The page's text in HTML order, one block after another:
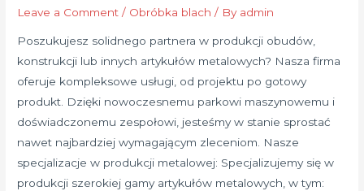
Leave a Comment / Obróbka blach / By admin
Poszukujesz solidnego partnera w produkcji obudów,
konstrukcji lub innych artykułów metalowych? Nasza firma
oferuje kompleksowe usługi, od projektu po gotowy
produkt. Dzięki nowoczesnemu parkowi maszynowemu i
doświadczonemu zespołowi, jesteśmy w stanie sprostać
nawet najbardziej wymagającym zleceniom. Nasze
specjalizacje w produkcji metalowej: Specjalizujemy się w
produkcji szerokiej gamy artykułów metalowych, w tym: